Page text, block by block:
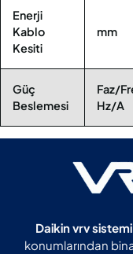
Enerji
Kablo
Kesiti
mm
Güç
Beslemesi
Faz/
Hz/A
Daikin vrv sistemi
konumlarından